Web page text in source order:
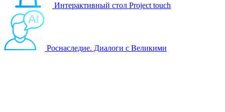
Интерактивный стол Project touch
Роснаследие. Диалоги с Великими